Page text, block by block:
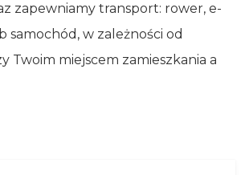
zapewniamy transport: rower, e-
samochód, w zależności od
Twoim miejscem zamieszkania a